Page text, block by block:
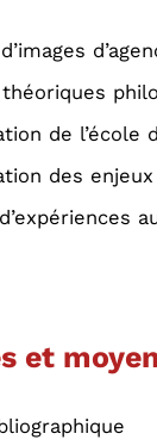
de l’école
des
et